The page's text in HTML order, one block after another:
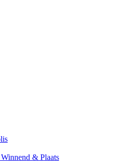
& Plaats